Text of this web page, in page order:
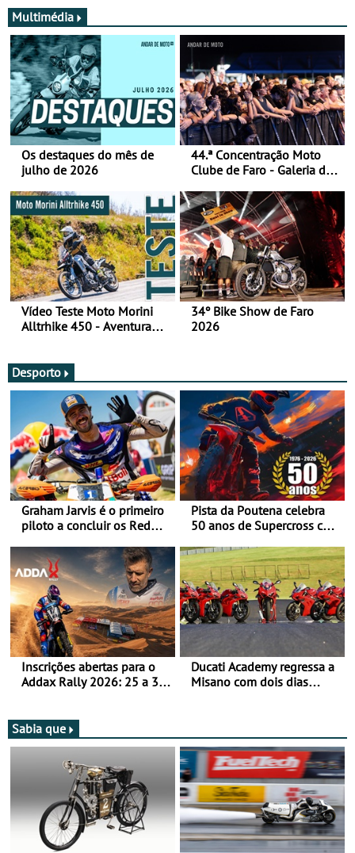
Multimédia
Os destaques do mês de
julho de 2026
44.ª Concentração Moto
Clube de Faro - Galeria de
Vídeo Teste Moto Morini
Alltrhike 450 - Aventura
34º Bike Show de Faro
2026
Desporto
Graham Jarvis é o primeiro
piloto a concluir os Red
moto elétrica
Pista da Poutena celebra
50 anos de Supercross com
de agosto
Inscrições abertas para o
Addax Rally 2026: 25 a 30
Bianchi Prata
Ducati Academy regressa a
Misano com dois dias
Circuit
Sabia que